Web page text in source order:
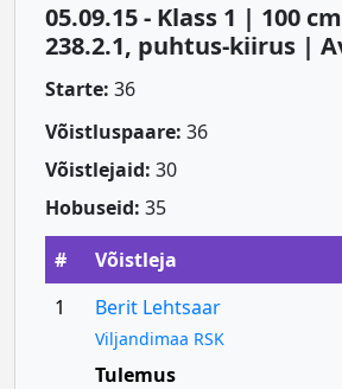
05.09.15 - Klass 1 | 100
238.2.1, puhtus-kiirus |
Starte: 36
Võistluspaare: 36
Võistlejaid: 30
Hobuseid: 35
#
Võistleja
1
Berit Lehtsaar
Viljandimaa RSK
Tulemus